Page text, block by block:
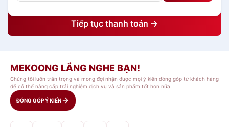
Tiếp tục thanh toán →
MEKOONG LẮNG NGHE BẠN!
Chúng tôi luôn trân trọng và mong đợi nhận được mọi ý kiến đóng góp từ khách hàng
để có thể nâng cấp trải nghiệm dịch vụ và sản phẩm tốt hơn nữa.
ĐÓNG GÓP Ý KIẾN